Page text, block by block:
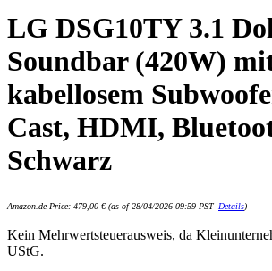
LG DSG10TY 3.1
Soundbar (420W)
kabellosem
Cast, HDMI,
Schwarz
Amazon.de Price: 479,00 €(as of 28/04/2026 09:59 PST- Details)
Kein Mehrwertsteuerausweis, da
UStG.